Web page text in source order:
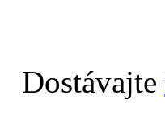
Dostávajte